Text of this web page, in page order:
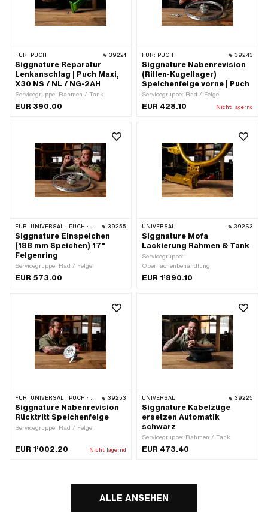
FÜR: PUCH 39221
Siggnature Reparatur
Lenkanschlag | Puch Maxi,
X30 NS / NL / NG-2AH
Servicegruppe: Rahmen / Tank
EUR 390.00
FÜR: PUCH 39243
Siggnature Nabenrevision
(Rillen-Kugellager)
Speichenfelge vorne | Puch
Servicegruppe: Rad / Felge
EUR 428.10 Nicht lagernd
FÜR: UNIVERSAL · PUCH · SACHS · ZÜNDAPP BELMONDO · DKW · HERCULES 39255
Siggnature Einspeichen
(188 mm Speichen) 17"
Felgenring
Servicegruppe: Rad / Felge
EUR 573.00
UNIVERSAL 39263
Siggnature Mofa
Lackierung Rahmen & Tank
Servicegruppe:
Oberflächenbehandlung
EUR 1’890.10
FÜR: UNIVERSAL · PUCH · SACHS · ZÜNDAPP BELMONDO · CILO 39253
Siggnature Nabenrevision
Rücktritt Speichenfelge
Servicegruppe: Rad / Felge
EUR 1’002.20 Nicht lagernd
UNIVERSAL 39225
Siggnature Kabelzüge
ersetzen Automatik
schwarz
Servicegruppe: Rahmen / Tank
EUR 473.40
ALLE ANSEHEN